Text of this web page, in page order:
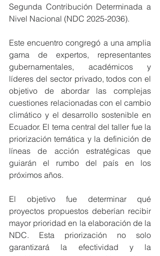
Segunda Contribución Determinada a
Nivel Nacional (NDC 2025-2036).
Este encuentro congregó a una amplia
gama de expertos, representantes
gubernamentales, académicos y
líderes del sector privado, todos con el
objetivo de abordar las complejas
cuestiones relacionadas con el cambio
climático y el desarrollo sostenible en
Ecuador. El tema central del taller fue la
priorización temática y la definición de
líneas de acción estratégicas que
guiarán el rumbo del país en los
próximos años.
El objetivo fue determinar qué
proyectos propuestos deberían recibir
mayor prioridad en la elaboración de la
NDC. Esta priorización no solo
garantizará la efectividad y la